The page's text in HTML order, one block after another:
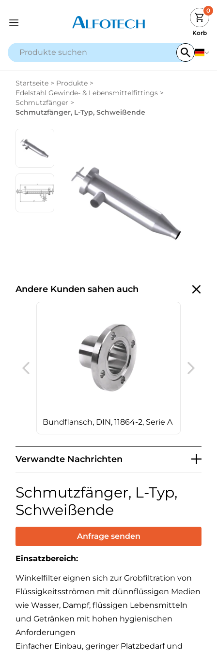
0
Korb
Startseite > Produkte >
Edelstahl Gewinde- & Lebensmittelfittings >
Schmutzfänger >
Schmutzfänger, L-Typ, Schweißende
Andere Kunden sahen auch
Bundflansch, DIN, 11864-2, Serie A
Verwandte Nachrichten
Schmutzfänger, L-Typ,
Schweißende
Anfrage senden
Einsatzbereich:
Winkelfilter eignen sich zur Grobfiltration von
Flüssigkeitsströmen mit dünnflüssigen Medien
wie Wasser, Dampf, flüssigen Lebensmitteln
und Getränken mit hohen hygienischen
Anforderungen
Einfacher Einbau, geringer Platzbedarf und